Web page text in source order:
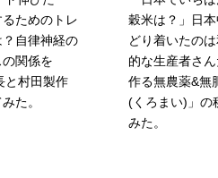
るためのトレ
自律神経の
関係を
と村田製作
た。
穀米は？」日
どり着いたの
的な生産者さ
作る無農薬&無
(くろまい)」の
みた。